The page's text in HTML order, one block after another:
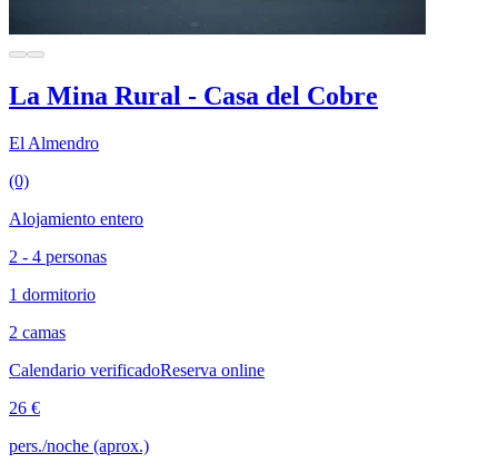
La Mina Rural - Casa del Cobre
El Almendro
(0)
Alojamiento entero
2 - 4 personas
1 dormitorio
2 camas
Calendario verificadoReserva online
26 €
pers./noche (aprox.)